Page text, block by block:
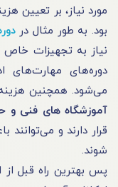
مورد نیاز، بر تعیین
بود. به طور مثال در
نیاز به تجهیزات
دوره‌های مهارت‌های
می‌‌شود. همچنین هزینه
آموزشگاه های فنی و
قرار دارند و
شوند.
پس بهترین راه قبل